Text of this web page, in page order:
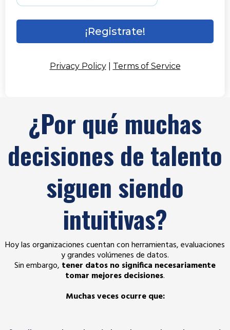
¡Registrate!
Privacy Policy| Terms of Service
¿Por qué muchas
decisiones de talento
siguen siendo
intuitivas?
Hoy las organizaciones cuentan con herramientas, evaluaciones
y grandes volúmenes de datos.
Sin embargo, tener datos no significa necesariamente
tomar mejores decisiones.
Muchas veces ocurre que: